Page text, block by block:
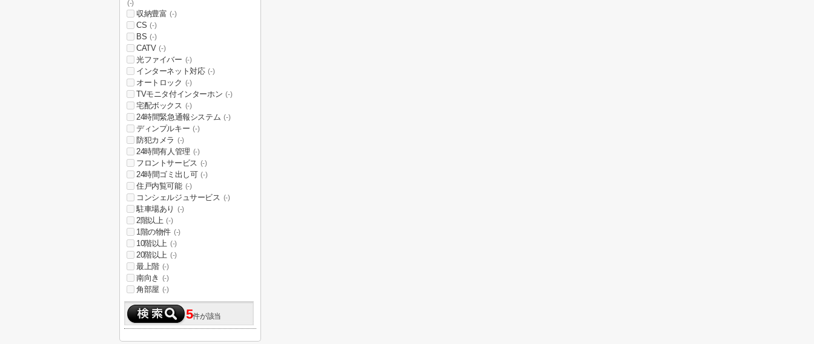
(-)
収納豊富 (-)
CS (-)
BS (-)
CATV (-)
光ファイバー (-)
インターネット対応 (-)
オートロック (-)
TVモニタ付インターホン (-)
宅配ボックス (-)
24時間緊急通報システム (-)
ディンプルキー (-)
防犯カメラ (-)
24時間有人管理 (-)
フロントサービス (-)
24時間ゴミ出し可 (-)
住戸内覧可能 (-)
コンシェルジュサービス (-)
駐車場あり (-)
2階以上 (-)
1階の物件 (-)
10階以上 (-)
20階以上 (-)
最上階 (-)
南向き (-)
角部屋 (-)
5件が該当